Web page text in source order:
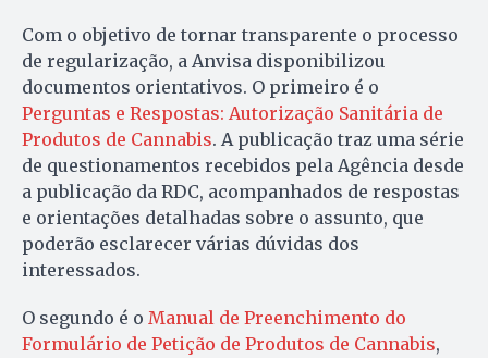
Com o objetivo de tornar transparente o processo
de regularização, a Anvisa disponibilizou
documentos orientativos. O primeiro é o
Perguntas e Respostas: Autorização Sanitária de
Produtos de Cannabis. A publicação traz uma série
de questionamentos recebidos pela Agência desde
a publicação da RDC, acompanhados de respostas
e orientações detalhadas sobre o assunto, que
poderão esclarecer várias dúvidas dos
interessados.
O segundo é o Manual de Preenchimento do
Formulário de Petição de Produtos de Cannabis,